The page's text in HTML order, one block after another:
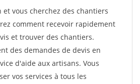
et vous cherchez des chantiers
comment recevoir rapidement
et trouver des chantiers.
des demandes de devis en
d'aide aux artisans. Vous
vos services à tous les